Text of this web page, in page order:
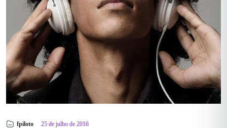
fpiloto 25 de julho de 2016